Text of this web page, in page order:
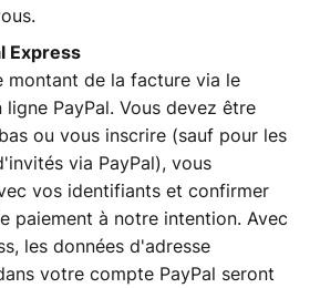
Express
montant de la facture via le
PayPal. Vous devez être
ou vous inscrire (sauf pour les
via PayPal), vous
vos identifiants et confirmer
paiement à notre intention. Avec
les données d'adresse
votre compte PayPal seront